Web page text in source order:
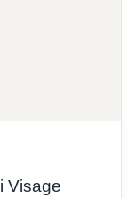
Visage